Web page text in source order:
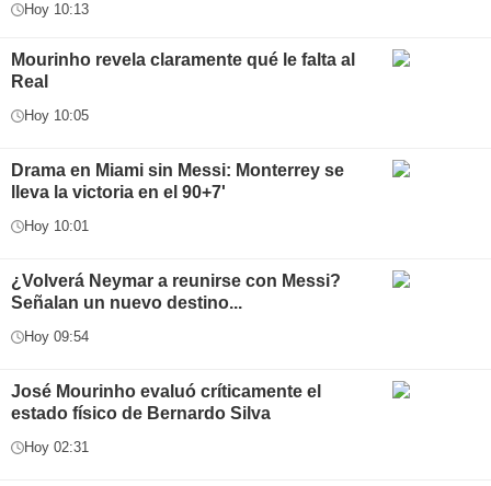
Hoy 10:13
Mourinho revela claramente qué le falta al
Real
Hoy 10:05
Drama en Miami sin Messi: Monterrey se
lleva la victoria en el 90+7'
Hoy 10:01
¿Volverá Neymar a reunirse con Messi?
Señalan un nuevo destino...
Hoy 09:54
José Mourinho evaluó críticamente el
estado físico de Bernardo Silva
Hoy 02:31